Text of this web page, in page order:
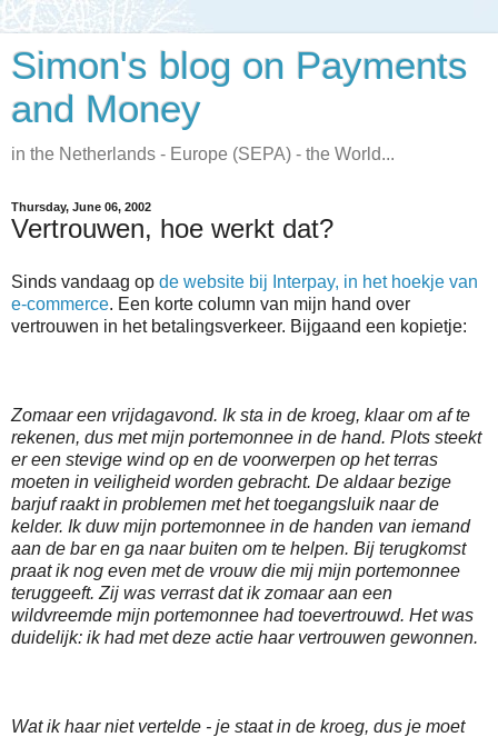
Simon's blog on Payments
and Money
in the Netherlands - Europe (SEPA) - the World...
Thursday, June 06, 2002
Vertrouwen, hoe werkt dat?
Sinds vandaag op de website bij Interpay, in het hoekje van
e-commerce. Een korte column van mijn hand over
vertrouwen in het betalingsverkeer. Bijgaand een kopietje:
Zomaar een vrijdagavond. Ik sta in de kroeg, klaar om af te
rekenen, dus met mijn portemonnee in de hand. Plots steekt
er een stevige wind op en de voorwerpen op het terras
moeten in veiligheid worden gebracht. De aldaar bezige
barjuf raakt in problemen met het toegangsluik naar de
kelder. Ik duw mijn portemonnee in de handen van iemand
aan de bar en ga naar buiten om te helpen. Bij terugkomst
praat ik nog even met de vrouw die mij mijn portemonnee
teruggeeft. Zij was verrast dat ik zomaar aan een
wildvreemde mijn portemonnee had toevertrouwd. Het was
duidelijk: ik had met deze actie haar vertrouwen gewonnen.
Wat ik haar niet vertelde - je staat in de kroeg, dus je moet